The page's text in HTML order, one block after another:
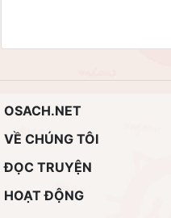
OSACH.NET
VỀ CHÚNG TÔI
ĐỌC TRUYỆN
HOẠT ĐỘNG